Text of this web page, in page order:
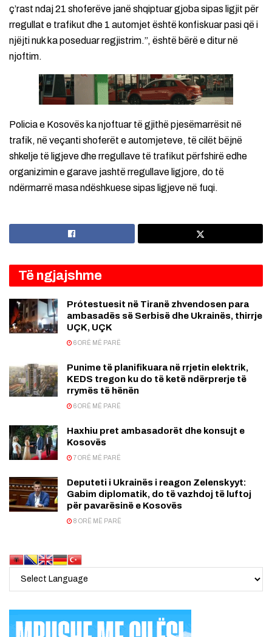
ç’rast ndaj 21 shoferëve janë shqiptuar gjoba sipas ligjit për
rregullat e trafikut dhe 1 automjet është konfiskuar pasi që i
njëjti nuk ka poseduar regjistrim.”, është bërë e ditur në
njoftim.
Policia e Kosovës ka njoftuar të gjithë pjesëmarrësit në
trafik, në veçanti shoferët e automjeteve, të cilët bëjnë
shkelje të ligjeve dhe rregullave të trafikut përfshirë edhe
organizimin e garave jashtë rregullave ligjore, do të
ndërmarrë masa ndëshkuese sipas ligjeve në fuqi.
Të ngjajshme
Prótestuesit në Tiranë zhvendosen para
ambasadës së Serbisë dhe Ukrainës, thirrje
UÇK, UÇK
6 ORË MË PARË
Punime të planifikuara në rrjetin elektrik,
KEDS tregon ku do të ketë ndërprerje të
rrymës të hënën
6 ORË MË PARË
Haxhiu pret ambasadorët dhe konsujt e
Kosovës
7 ORË MË PARË
Deputeti i Ukrainës i reagon Zelenskyyt:
Gabim diplomatik, do të vazhdoj të luftoj
për pavarësinë e Kosovës
8 ORË MË PARË